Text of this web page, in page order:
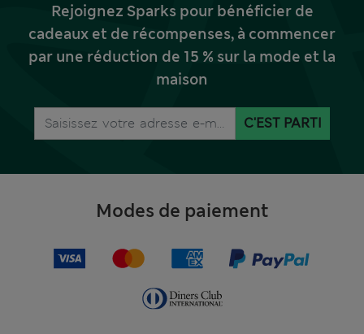
Rejoignez Sparks pour bénéficier de
cadeaux et de récompenses, à commencer
par une réduction de 15 % sur la mode et la
maison
C'EST PARTI
Modes de paiement